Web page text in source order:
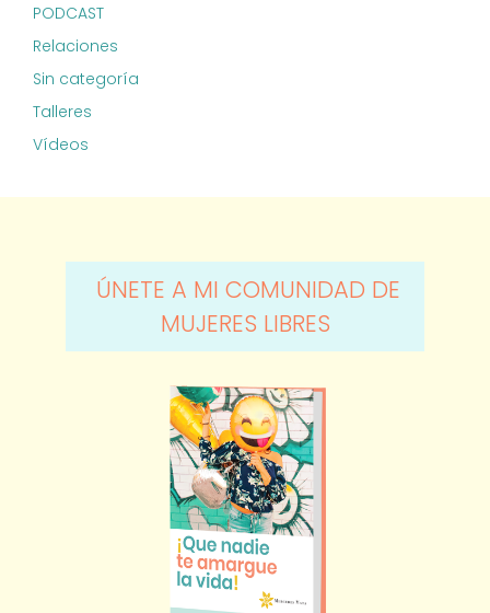
PODCAST
Relaciones
Sin categoría
Talleres
Vídeos
ÚNETE A MI COMUNIDAD DE
MUJERES LIBRES